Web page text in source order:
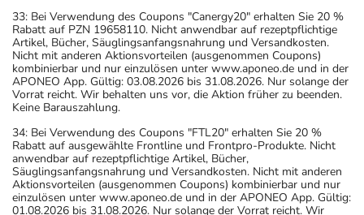
33: Bei Verwendung des Coupons "Canergy20" erhalten Sie 20 %
Rabatt auf PZN 19658110. Nicht anwendbar auf rezeptpflichtige
Artikel, Bücher, Säuglingsanfangsnahrung und Versandkosten.
Nicht mit anderen Aktionsvorteilen (ausgenommen Coupons)
kombinierbar und nur einzulösen unter www.aponeo.de und in der
APONEO App. Gültig: 03.08.2026 bis 31.08.2026. Nur solange der
Vorrat reicht. Wir behalten uns vor, die Aktion früher zu beenden.
Keine Barauszahlung.
34: Bei Verwendung des Coupons "FTL20" erhalten Sie 20 %
Rabatt auf ausgewählte Frontline und Frontpro-Produkte. Nicht
anwendbar auf rezeptpflichtige Artikel, Bücher,
Säuglingsanfangsnahrung und Versandkosten. Nicht mit anderen
Aktionsvorteilen (ausgenommen Coupons) kombinierbar und nur
einzulösen unter www.aponeo.de und in der APONEO App. Gültig:
01.08.2026 bis 31.08.2026. Nur solange der Vorrat reicht. Wir